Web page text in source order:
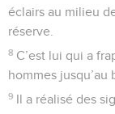
éclairs au milieu
réserve.
8 C’est lui qui a
hommes jusqu’au
9 Il a réalisé des